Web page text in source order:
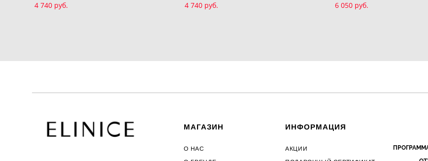
4 740 pуб.
4 740 pуб.
6 050 pуб.
МАГАЗИН
О НАС
ИНФОРМАЦИЯ
АКЦИИ